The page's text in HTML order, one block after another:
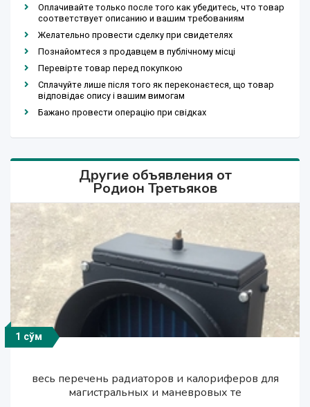
Оплачивайте только после того как убедитесь, что товар
соответствует описанию и вашим требованиям
Желательно провести сделку при свидетелях
Познайомтеся з продавцем в публічному місці
Перевірте товар перед покупкою
Сплачуйте лише після того як переконаєтеся, що товар
відповідає опису і вашим вимогам
Бажано провести операцію при свідках
Другие объявления от
Родион Третьяков
1 сўм
весь перечень радиаторов и калориферов для
магистральных и маневровых те
1 сўм
весь перечень радиаторов и калориферов для
магистральных и маневровых те
1 сўм
весь перечень радиаторов и калориферов для
магистральных и маневровых те